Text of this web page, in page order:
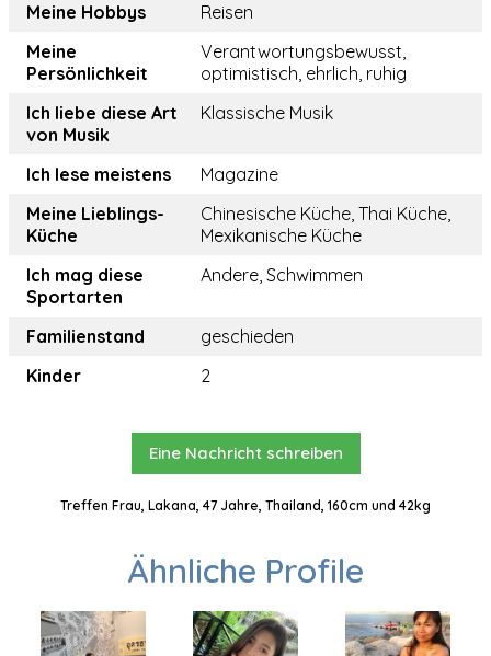
Meine Hobbys
Reisen
Meine
Persönlichkeit
Verantwortungsbewusst,
optimistisch, ehrlich, ruhig
Ich liebe diese Art
von Musik
Klassische Musik
Ich lese meistens
Magazine
Meine Lieblings-
Küche
Chinesische Küche, Thai Küche,
Mexikanische Küche
Ich mag diese
Sportarten
Andere, Schwimmen
Familienstand
geschieden
Kinder
2
Eine Nachricht schreiben
Treffen Frau, Lakana, 47 Jahre, Thailand, 160cm und 42kg
Ähnliche Profile